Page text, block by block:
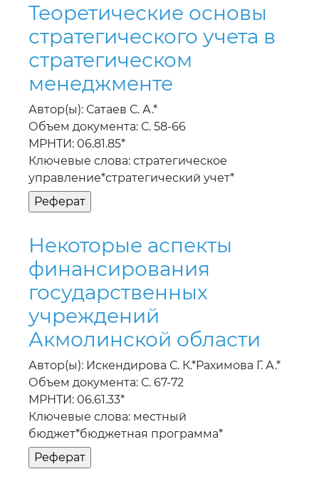
Теоретические основы
стратегического учета в
стратегическом
менеджменте
Автор(ы): Сатаев С. А.*
Объем документа: С. 58-66
МРНТИ: 06.81.85*
Ключевые слова: стратегическое
управление*стратегический учет*
Некоторые аспекты
финансирования
государственных
учреждений
Акмолинской области
Автор(ы): Искендирова С. К.*Рахимова Г. А.*
Объем документа: С. 67-72
МРНТИ: 06.61.33*
Ключевые слова: местный
бюджет*бюджетная программа*